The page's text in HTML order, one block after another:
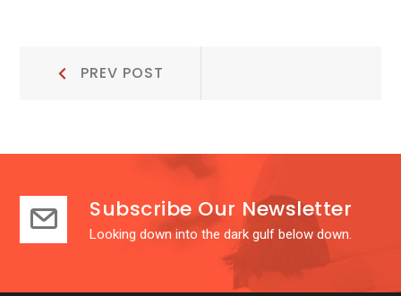
YazıPREV POST
Subscribe Our Newsletter
Looking down into the dark gulf below down.